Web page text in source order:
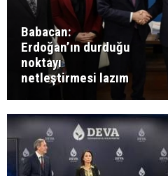
Babacan:
Erdoğan’ın durduğu
noktayı
netleştirmesi lazım